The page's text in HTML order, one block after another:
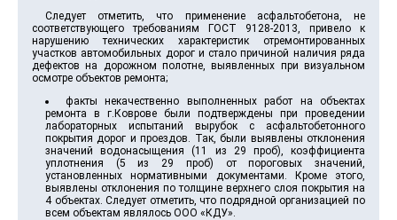
Следует отметить, что применение асфальтобетона, не
соответствующего требованиям ГОСТ 9128-2013, привело к
нарушению технических характеристик отремонтированных
участков автомобильных дорог и стало причиной наличия ряда
дефектов на дорожном полотне, выявленных при визуальном
осмотре объектов ремонта;
факты некачественно выполненных работ на объектах
ремонта в г.Коврове были подтверждены при проведении
лабораторных испытаний вырубок с асфальтобетонного
покрытия дорог и проездов. Так, были выявлены отклонения
значений водонасыщения (11 из 29 проб), коэффициента
уплотнения (5 из 29 проб) от пороговых значений,
установленных нормативными документами. Кроме этого,
выявлены отклонения по толщине верхнего слоя покрытия на
4 объектах. Следует отметить, что подрядной организацией по
всем объектам являлось ООО «КДУ».